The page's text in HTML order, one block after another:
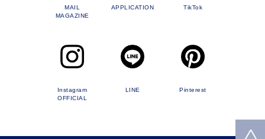
MAIL
MAGAZINE
APPLICATION TikTok
Instagram
OFFICIAL
LINE Pinterest